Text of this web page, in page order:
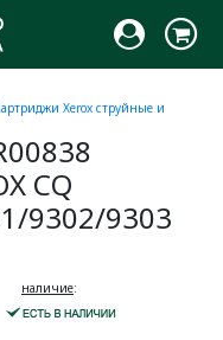
Xerox струйные и
CQ
9302/9303
наличие: